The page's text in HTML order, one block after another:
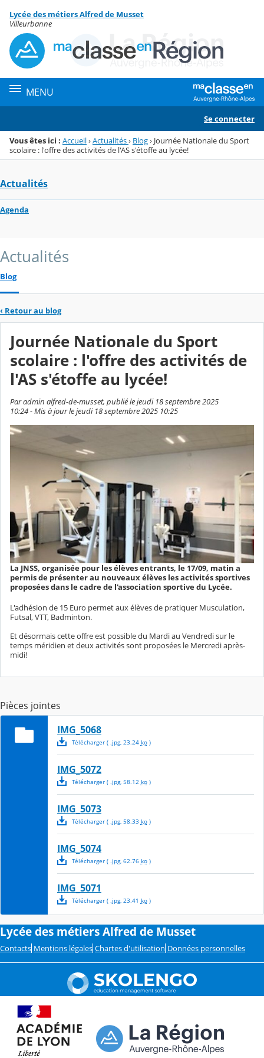
Menu de la rubrique
Contenu
Lycée des métiers Alfred de Musset
Villeurbanne
MENU
Se connecter
Vous êtes ici : Accueil›Actualités› Blog› Journée Nationale du Sport
scolaire : l'offre des activités de l'AS s'étoffe au lycée!
Actualités
Agenda
Actualités
Blog
‹ Retour au blog
Journée Nationale du Sport
scolaire : l'offre des activités de
l'AS s'étoffe au lycée!
Par admin alfred-de-musset, publié le jeudi 18 septembre 2025
10:24 - Mis à jour le jeudi 18 septembre 2025 10:25
La JNSS, organisée pour les élèves entrants, le 17/09, matin a
permis de présenter au nouveaux élèves les activités sportives
proposées dans le cadre de l'association sportive du Lycée.
L'adhésion de 15 Euro permet aux élèves de pratiquer Musculation,
Futsal, VTT, Badminton.
Et désormais cette offre est possible du Mardi au Vendredi sur le
temps méridien et deux activités sont proposées le Mercredi après-
midi!
Pièces jointes
IMG_5068
Télécharger( .jpg, 23.24 ko)
IMG_5072
Télécharger( .jpg, 58.12 ko)
IMG_5073
Télécharger( .jpg, 58.33 ko)
IMG_5074
Télécharger( .jpg, 62.76 ko)
IMG_5071
Télécharger( .jpg, 23.41 ko)
Lycée des métiers Alfred de Musset
Contacts Mentions légales Chartes d'utilisation Données personnelles